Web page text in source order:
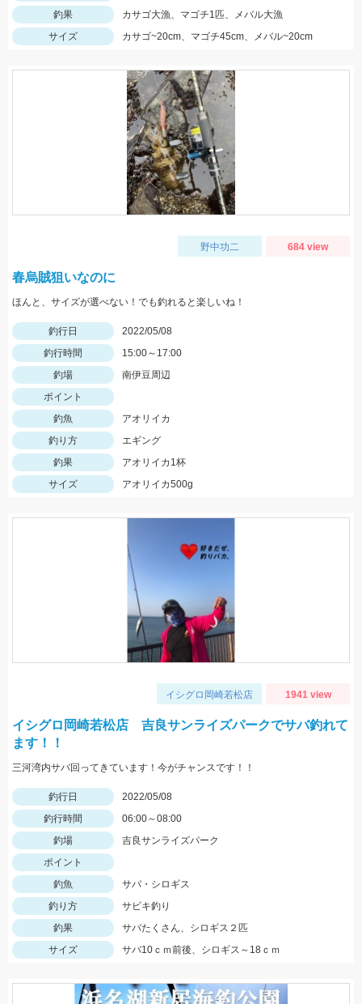
釣果
カサゴ大漁、マゴチ1匹、メバル大漁
サイズ
カサゴ~20cm、マゴチ45cm、メバル~20cm
野中功二 684 view
春烏賊狙いなのに
ほんと、サイズが選べない！でも釣れると楽しいね！
釣行日
2022/05/08
釣行時間
15:00～17:00
釣場
南伊豆周辺
ポイント
釣魚
アオリイカ
釣り方
エギング
釣果
アオリイカ1杯
サイズ
アオリイカ500g
イシグロ岡崎若松店 1941 view
イシグロ岡崎若松店 吉良サンライズパークでサバ釣れて
ます！！
三河湾内サバ回ってきています！今がチャンスです！！
釣行日
2022/05/08
釣行時間
06:00～08:00
釣場
吉良サンライズパーク
ポイント
釣魚
サバ・シロギス
釣り方
サビキ釣り
釣果
サバたくさん、シロギス２匹
サイズ
サバ10ｃｍ前後、シロギス～18ｃｍ